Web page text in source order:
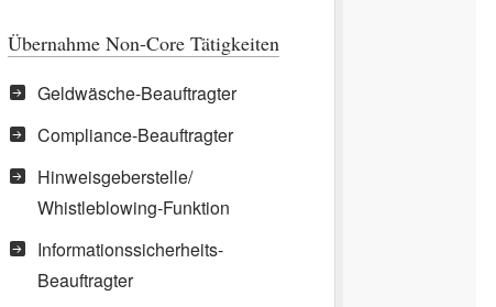
Übernahme Non-Core Tätigkeiten
Geldwäsche-Beauftragter
Compliance-Beauftragter
Hinweisgeberstelle/
Whistleblowing-Funktion
Informationssicherheits-
Beauftragter